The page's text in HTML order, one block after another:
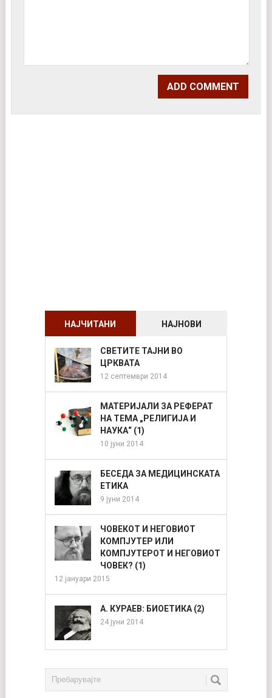
НАЈЧИТАНИ НАЈНОВИ
СВЕТИТЕ ТАЈНИ ВО
ЦРКВАТА
12 септември 2014
МАТЕРИЈАЛИ ЗА РЕФЕРАТ
НА ТЕМА „РЕЛИГИЈА И
НАУКА“ (1)
10 јуни 2014
БЕСЕДА ЗА МЕДИЦИНСКАТА
ЕТИКА
9 јуни 2014
ЧОВЕКОТ И НЕГОВИОТ
КОМПЈУТЕР ИЛИ
КОМПЈУТЕРОТ И НЕГОВИОТ
ЧОВЕК? (1)
12 јануари 2015
А. КУРАЕВ: БИОЕТИКА (2)
24 јуни 2014